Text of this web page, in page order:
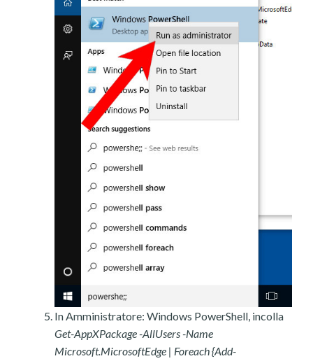
In Amministratore: Windows PowerShell, incolla
Get-AppXPackage -AllUsers -Name
Microsoft.MicrosoftEdge | Foreach {Add-